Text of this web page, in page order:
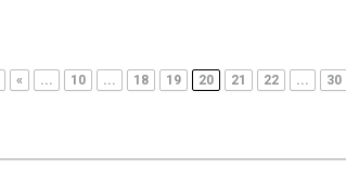
« ... 10 ... 18 19 20 21 22 ... 30